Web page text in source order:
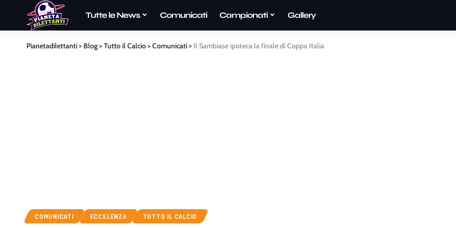
Tutte le News Comunicati Campionati Gallery
Pianetadilettanti> Blog>Tutto il Calcio>Comunicati> Il Sambiase ipoteca la finale di Coppa Italia
COMUNICATI ECCELENZA TUTTO IL CALCIO